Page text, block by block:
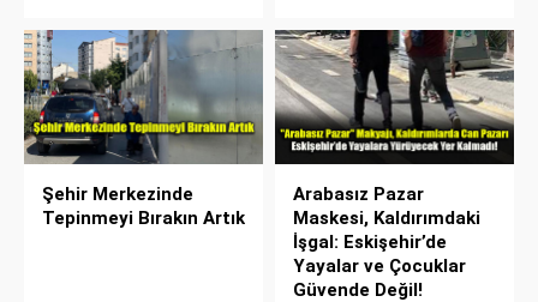
Şehir Merkezinde
Tepinmeyi Bırakın Artık
Arabasız Pazar
Maskesi, Kaldırımdaki
İşgal: Eskişehir’de
Yayalar ve Çocuklar
Güvende Değil!